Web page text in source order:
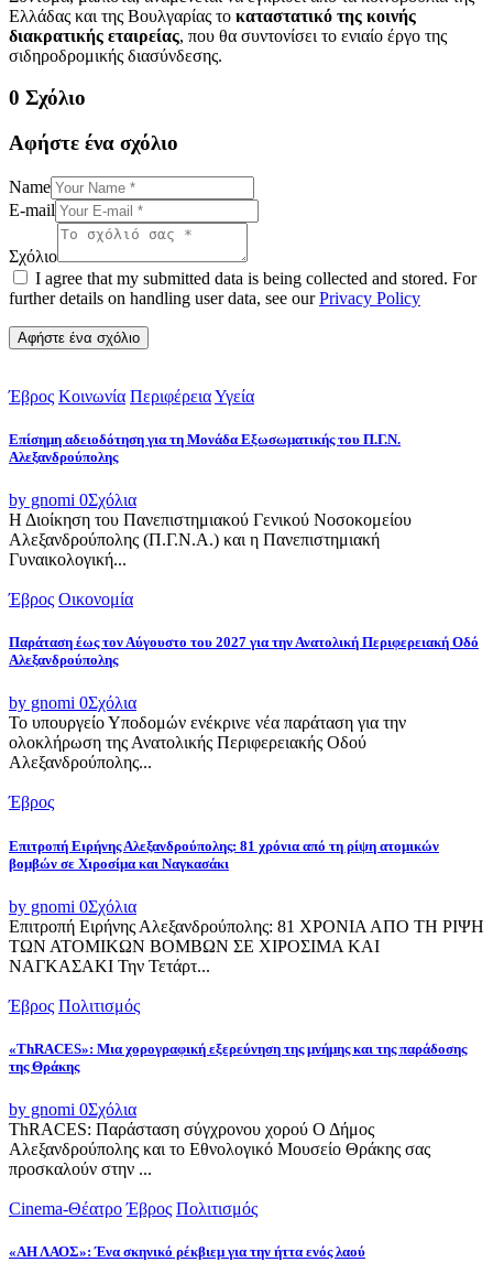
Ελλάδας και της Βουλγαρίας το καταστατικό της κοινής
διακρατικής εταιρείας, που θα συντονίσει το ενιαίο έργο της
σιδηροδρομικής διασύνδεσης.
0 Σχόλιο
Αφήστε ένα σχόλιο
Name
E-mail
Σχόλιο
I agree that my submitted data is being collected and stored. For
further details on handling user data, see ourPrivacy Policy
Έβρος Κοινωνία ΠεριφέρειαΥγεία
Επίσημη αδειοδότηση για τη Μονάδα Εξωσωματικής του Π.Γ.Ν.
Αλεξανδρούπολης
by gnomi 0Σχόλια
Η Διοίκηση του Πανεπιστημιακού Γενικού Νοσοκομείου
Αλεξανδρούπολης (Π.Γ.Ν.Α.) και η Πανεπιστημιακή
Γυναικολογική...
Έβρος Οικονομία
Παράταση έως τον Αύγουστο του 2027 για την Ανατολική Περιφερειακή Οδό
Αλεξανδρούπολης
by gnomi 0Σχόλια
Το υπουργείο Υποδομών ενέκρινε νέα παράταση για την
ολοκλήρωση της Ανατολικής Περιφερειακής Οδού
Αλεξανδρούπολης...
Έβρος
Επιτροπή Ειρήνης Αλεξανδρούπολης: 81 χρόνια από τη ρίψη ατομικών
βομβών σε Χιροσίμα και Ναγκασάκι
by gnomi 0Σχόλια
Επιτροπή Ειρήνης Αλεξανδρούπολης: 81 ΧΡΟΝΙΑ ΑΠΟ ΤΗ ΡΙΨΗ
ΤΩΝ ΑΤΟΜΙΚΩΝ ΒΟΜΒΩΝ ΣΕ ΧΙΡΟΣΙΜΑ ΚΑΙ
ΝΑΓΚΑΣΑΚΙ Την Τετάρτ...
Έβρος Πολιτισμός
«ThRACES»: Μια χορογραφική εξερεύνηση της μνήμης και της παράδοσης
της Θράκης
by gnomi 0Σχόλια
ThRACES: Παράσταση σύγχρονου χορού Ο Δήμος
Αλεξανδρούπολης και το Εθνολογικό Μουσείο Θράκης σας
προσκαλούν στην ...
Cinema-Θέατρο Έβρος Πολιτισμός
«ΑΗ ΛΑΟΣ»: Ένα σκηνικό ρέκβιεμ για την ήττα ενός λαού